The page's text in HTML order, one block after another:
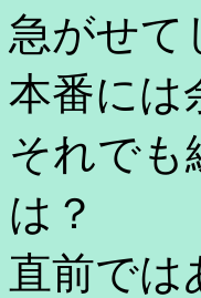
急がせて
本番には
それでも
は？
直前では